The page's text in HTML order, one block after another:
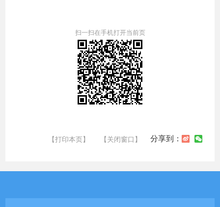
扫一扫在手机打开当前页
【打印本页】 【关闭窗口】 分享到：